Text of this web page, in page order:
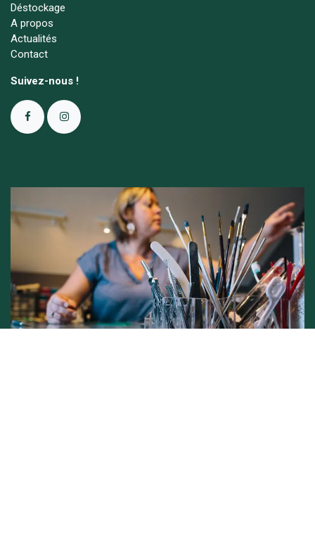
Déstockage
A propos
Actualités
Contact
Suivez-nous !